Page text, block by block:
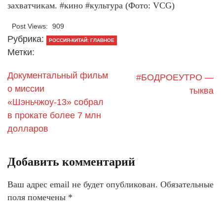
захватчикам. #кино #культура (Фото: VCG)
Post Views: 909
Рубрика: РОССИЯ-КИТАЙ: ГЛАВНОЕ
Метки:
Документальный фильм
о миссии
«Шэньчжоу-13» собрал
в прокате более 7 млн
долларов
#БОДРОЕУТРО —
тыква
Добавить комментарий
Ваш адрес email не будет опубликован. Обязательные
поля помечены *